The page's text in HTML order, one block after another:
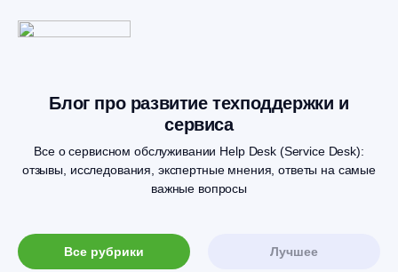
Блог про развитие техподдержки и
сервиса
Все о сервисном обслуживании Help Desk (Service Desk):
отзывы, исследования, экспертные мнения, ответы на самые
важные вопросы
Все рубрики Лучшее